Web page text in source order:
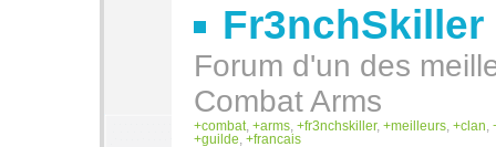
Fr3nchSkiller
Forum d'un des
Combat Arms
combat arms fr3nchskiller, meilleurs clan
guilde
francais